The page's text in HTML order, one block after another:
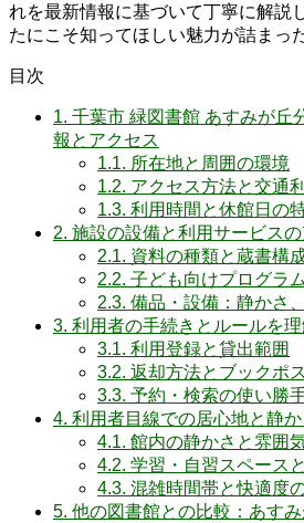
れを最新情報に基づいて丁寧に解説
たにこそ知ってほしい魅力が詰まっ
目次
1. 千葉市 緑図書館 あすみが丘
報とアクセス
1.1. 所在地と周囲の環境
1.2. アクセス方法と交通
1.3. 利用時間と休館日の
2. 施設の設備と利用サービス
2.1. 資料の種類と蔵書構
2.2. 子ども向けプログラ
2.3. 備品・設備：静かさ
3. 利用者の手続きとルールを理
3.1. 利用登録と貸出範囲
3.2. 返却方法とブックポ
3.3. 予約・検索の使い勝
4. 利用者目線での居心地と静
4.1. 館内の静かさと雰囲
4.2. 学習・自習スペース
4.3. 混雑時間帯と快適度
5. 他の図書館との比較：あす